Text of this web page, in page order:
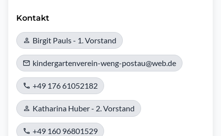
Kontakt
Birgit Pauls - 1. Vorstand
kindergartenverein-weng-postau@web.de
+49 176 61052182
Katharina Huber - 2. Vorstand
+49 160 96801529